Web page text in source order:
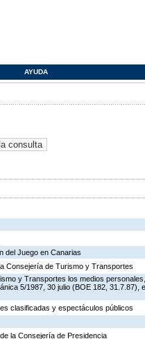
AYUDA
del Juego en Canarias
Consejería de Turismo y Transportes
y Transportes los medios
5/1987, 30 julio (BOE 182, 31.7.87),
clasificadas y espectáculos públicos
la Consejería de Presidencia